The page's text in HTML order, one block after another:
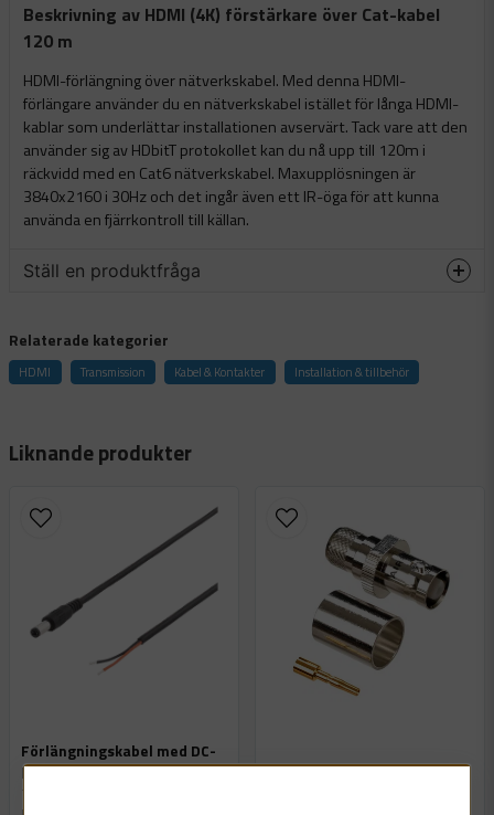
Liknande produkter
Förlängningskabel med DC-
kontakt hane (5,5x2,1 mm)
Beskrivning av HDMI (4K) förstärkare över Cat-kabel
120 m
HDMI-förlängning över nätverkskabel. Med denna HDMI-
förlängare använder du en nätverkskabel istället för långa HDMI-
kablar som underlättar installationen avservärt. Tack vare att den
använder sig av HDbitT protokollet kan du nå upp till 120m i
räckvidd med en Cat6 nätverkskabel. Maxupplösningen är
3840x2160 i 30Hz och det ingår även ett IR-öga för att kunna
använda en fjärrkontroll till källan.
Ställ en produktfråga
Fråga oss något om denna produkten...
Namn
email
Mejladress
Ja, ni får publicera min fråga
Relaterade kategorier
HDMI Transmission Kabel & Kontakter Installation & tillbehör